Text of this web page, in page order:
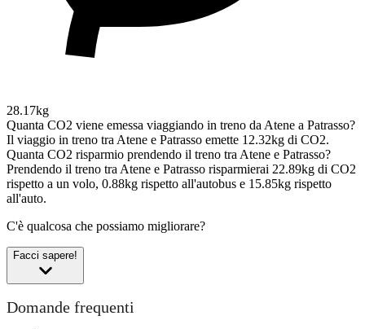
28.17kg
Quanta CO2 viene emessa viaggiando in treno da Atene a Patrasso?
Il viaggio in treno tra Atene e Patrasso emette 12.32kg di CO2.
Quanta CO2 risparmio prendendo il treno tra Atene e Patrasso?
Prendendo il treno tra Atene e Patrasso risparmierai 22.89kg di CO2
rispetto a un volo, 0.88kg rispetto all'autobus e 15.85kg rispetto
all'auto.
C'è qualcosa che possiamo migliorare?
Facci sapere!
Domande frequenti